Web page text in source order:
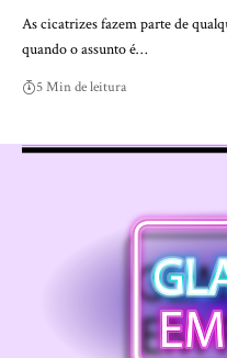
As cicatrizes fazem parte de
quando o assunto é…
5 Min de leitura